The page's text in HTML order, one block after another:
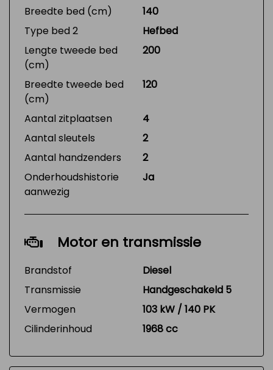
Breedte bed (cm)
140
Type bed 2
Hefbed
Lengte tweede bed
(cm)
200
Breedte tweede bed
(cm)
120
Aantal zitplaatsen
4
Aantal sleutels
2
Aantal handzenders
2
Onderhoudshistorie
aanwezig
Ja
Motor en transmissie
Brandstof
Diesel
Transmissie
Handgeschakeld 5
Vermogen
103 kW / 140 PK
Cilinderinhoud
1968 cc